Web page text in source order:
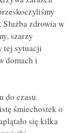
zdrowia w
szarzy
tej sytuacji
domach i
do czasu
śmiechostek o
się kilka